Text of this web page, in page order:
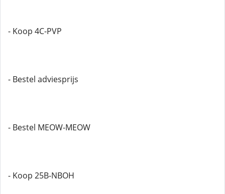
- Koop 4C-PVP
- Bestel adviesprijs
- Bestel MEOW-MEOW
- Koop 25B-NBOH